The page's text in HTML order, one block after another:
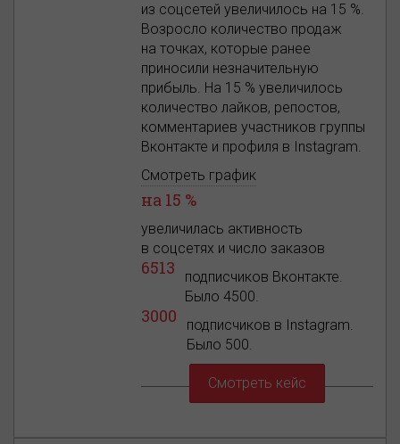
из соцсетей увеличилось на 15 %.
Возросло количество продаж
на точках, которые ранее
приносили незначительную
прибыль. На 15 % увеличилось
количество лайков, репостов,
комментариев участников группы
Вконтакте и профиля в Instagram.
Смотреть график
на 15 %
увеличилась активность
в соцсетях и число заказов
6513
подписчиков Вконтакте.
Было 4500.
3000
подписчиков в Instagram.
Было 500.
Смотреть кейс